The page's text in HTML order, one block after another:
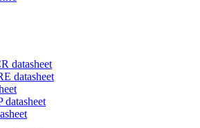
datasheet
datasheet